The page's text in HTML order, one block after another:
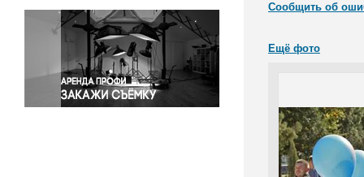
Светская жизнь
Спорт
Экология
Экономика и бизнес
Сообщить об
Ещё фото